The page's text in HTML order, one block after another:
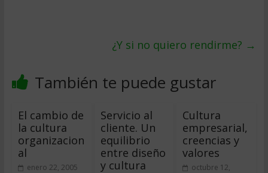
¿Y si no quiero rendirme? →
También te puede gustar
El cambio de
la cultura
organizacion
al
enero 22, 2005
Servicio al
cliente. Un
equilibrio
entre diseño
y cultura
Cultura
empresarial,
creencias y
valores
octubre 12,